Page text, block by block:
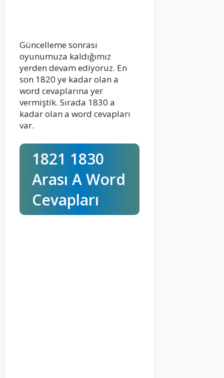
Güncelleme sonrası
oyunumuza kaldığımız
yerden devam ediyoruz. En
son 1820 ye kadar olan a
word cevaplarına yer
vermiştik. Sırada 1830 a
kadar olan a word cevapları
var.
1821 1830
Arası A Word
Cevapları